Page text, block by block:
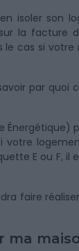
isoler son
la facture
cas si
par quoi
E ou F, il
faire
ma